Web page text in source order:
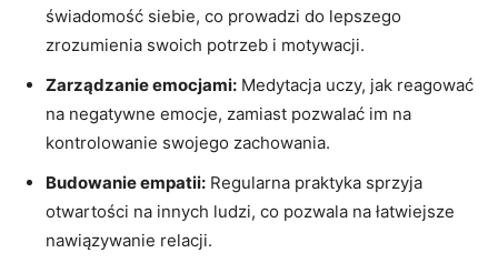
świadomość siebie, ‍co⁢ prowadzi do lepszego
zrozumienia⁣ swoich potrzeb ⁢i⁢ motywacji.
Zarządzanie emocjami: Medytacja uczy, jak reagować
na negatywne emocje, zamiast ‍pozwalać im na
kontrolowanie swojego⁢ zachowania.
Budowanie empatii: Regularna praktyka sprzyja
otwartości ​na innych ludzi,‌ co pozwala na łatwiejsze
nawiązywanie relacji.